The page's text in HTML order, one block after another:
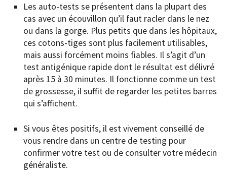
Les auto-tests se présentent dans la plupart des
cas avec un écouvillon qu’il faut racler dans le nez
ou dans la gorge. Plus petits que dans les hôpitaux,
ces cotons-tiges sont plus facilement utilisables,
mais aussi forcément moins fiables. Il s’agit d’un
test antigénique rapide dont le résultat est délivré
après 15 à 30 minutes. Il fonctionne comme un test
de grossesse, il suffit de regarder les petites barres
qui s’affichent.
Si vous êtes positifs, il est vivement conseillé de
vous rendre dans un centre de testing pour
confirmer votre test ou de consulter votre médecin
généraliste.